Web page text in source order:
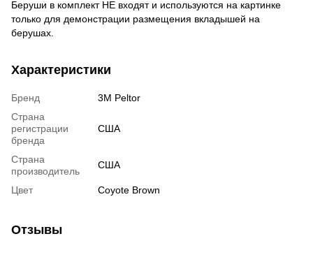
Беруши в комплект НЕ входят и используются на картинке
только для демонстрации размещения вкладышей на
берушах.
Характеристики
Бренд
3M Peltor
Страна
регистрации
бренда
США
Страна
производитель
США
Цвет Coyote Brown
Отзывы